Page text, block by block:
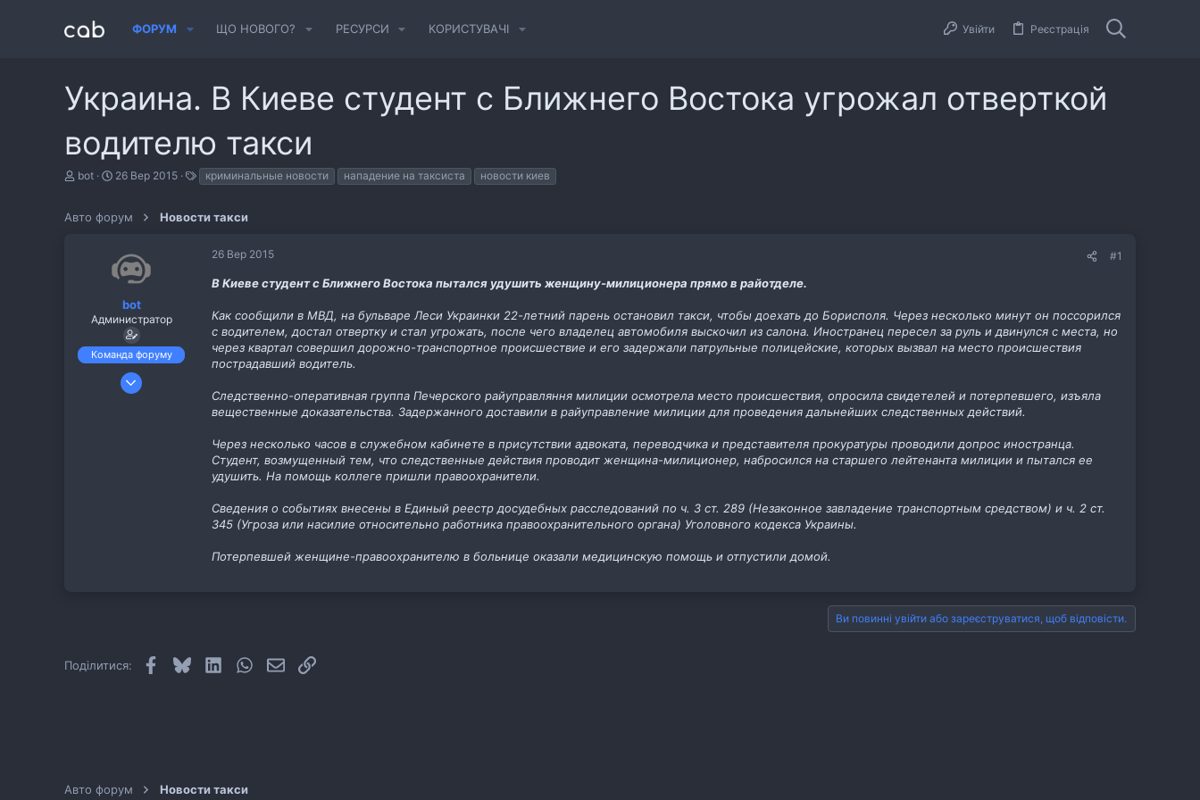
ФОРУМ ЩО НОВОГО? РЕСУРСИ КОРИСТУВАЧІ Увійти Реєстрація
Украина. В Киеве студент с Ближнего Востока угрожал отверткой
водителю такси
А
о
bot
Д
а
в
о
н
я
26 Вер 2015
е
и
криминальные новости нападение на таксиста новости киев
Авто форум Новости такси
bot
Администратор
Команда форуму
6 Лис 2013
26 Вер 2015 #1
В Киеве студент с Ближнего Востока пытался удушить женщину-милиционера прямо в райотделе.
Как сообщили в МВД, на бульваре Леси Украинки 22-летний парень остановил такси, чтобы доехать до Борисполя. Через несколько минут он поссорился
с водителем, достал отвертку и стал угрожать, после чего владелец автомобиля выскочил из салона. Иностранец пересел за руль и двинулся с места, но
через квартал совершил дорожно-транспортное происшествие и его задержали патрульные полицейские, которых вызвал на место происшествия
пострадавший водитель.
Следственно-оперативная группа Печерского райуправляння милиции осмотрела место происшествия, опросила свидетелей и потерпевшего, изъяла
вещественные доказательства. Задержанного доставили в райуправление милиции для проведения дальнейших следственных действий.
Через несколько часов в служебном кабинете в присутствии адвоката, переводчика и представителя прокуратуры проводили допрос иностранца.
Студент, возмущенный тем, что следственные действия проводит женщина-милиционер, набросился на старшего лейтенанта милиции и пытался ее
удушить. На помощь коллеге пришли правоохранители.
Сведения о событиях внесены в Единый реестр досудебных расследований по ч. 3 ст. 289 (Незаконное завладение транспортным средством) и ч. 2 ст.
345 (Угроза или насилие относительно работника правоохранительного органа) Уголовного кодекса Украины.
Потерпевшей женщине-правоохранителю в больнице оказали медицинскую помощь и отпустили домой.
Ви повинні увійти або зареєструватися, щоб відповісти.
Поділитися: Facebook
BlueskyLinkedInWhatsApp
E-mailПосилання
Авто форум Новости такси